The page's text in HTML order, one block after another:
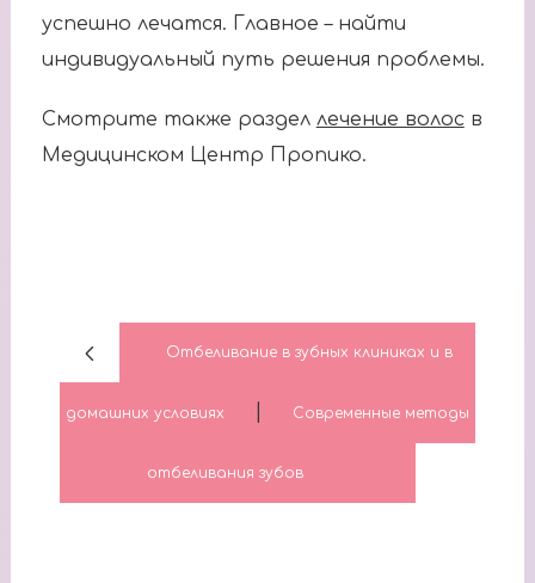
успешно лечатся. Главное – найти
индивидуальный путь решения проблемы.
Смотрите также раздел лечение волосв
Медицинском Центр Пропико.
Отбеливание в зубных клиниках и в
домашних условиях Современные методы
отбеливания зубов